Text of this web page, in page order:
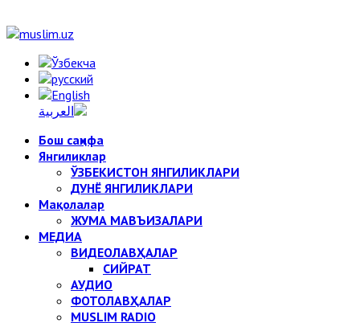
Бош саҳифа
Янгиликлар
ЎЗБЕКИСТОН ЯНГИЛИКЛАРИ
ДУНЁ ЯНГИЛИКЛАРИ
Мақолалар
ЖУМА МАВЪИЗАЛАРИ
МЕДИА
ВИДЕОЛАВҲАЛАР
СИЙРАТ
АУДИО
ФОТОЛАВҲАЛАР
MUSLIM RADIO